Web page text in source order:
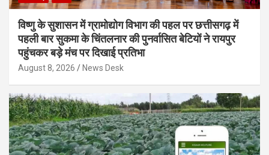
विष्णु के सुशासन में ग्रामोद्योग विभाग की पहल पर छत्तीसगढ़ में
पहली बार सुकमा के चिंतलनार की पुनर्वासित बेटियों ने रायपुर
पहुंचकर बड़े मंच पर दिखाई प्रतिभा
August 8, 2026 News Desk